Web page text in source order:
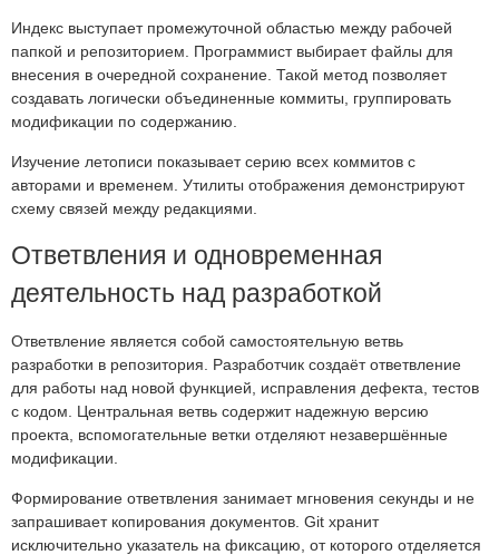
Индекс выступает промежуточной областью между рабочей
папкой и репозиторием. Программист выбирает файлы для
внесения в очередной сохранение. Такой метод позволяет
создавать логически объединенные коммиты, группировать
модификации по содержанию.
Изучение летописи показывает серию всех коммитов с
авторами и временем. Утилиты отображения демонстрируют
схему связей между редакциями.
Ответвления и одновременная
деятельность над разработкой
Ответвление является собой самостоятельную ветвь
разработки в репозитория. Разработчик создаёт ответвление
для работы над новой функцией, исправления дефекта, тестов
с кодом. Центральная ветвь содержит надежную версию
проекта, вспомогательные ветки отделяют незавершённые
модификации.
Формирование ответвления занимает мгновения секунды и не
запрашивает копирования документов. Git хранит
исключительно указатель на фиксацию, от которого отделяется